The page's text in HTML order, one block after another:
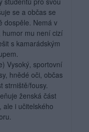
se a občas se
dospěle. Nemá v
humor mu není cizí
s kamarádským
Vysoký, sportovní
hnědé oči, občas
strniště/fousy.
ženská část
ale i učitelského